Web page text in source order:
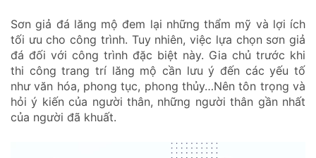
Sơn giả đá lăng mộ đem lại những thẩm mỹ và lợi ích
tối ưu cho công trình. Tuy nhiên, việc lựa chọn sơn giả
đá đối với công trình đặc biệt này. Gia chủ trước khi
thi công trang trí lăng mộ cần lưu ý đến các yếu tố
như văn hóa, phong tục, phong thủy…Nên tôn trọng và
hỏi ý kiến của người thân, những người thân gần nhất
của người đã khuất.